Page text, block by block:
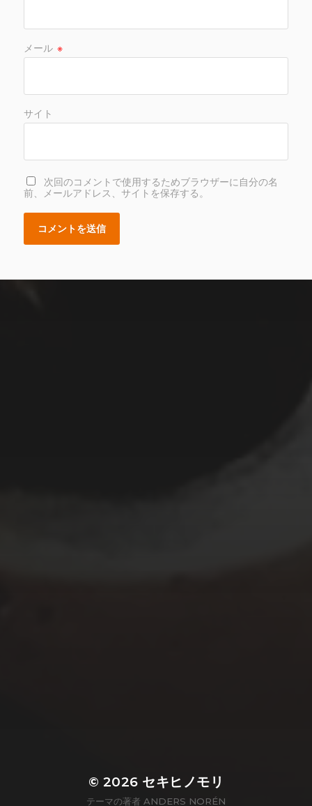
メール ※
サイト
次回のコメントで使用するためブラウザーに自分の名
前、メールアドレス、サイトを保存する。
© 2026 セキヒノモリ
テーマの著者 ANDERS NORÉN